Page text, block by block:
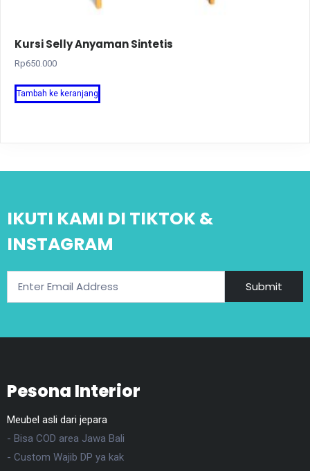
Kursi Selly Anyaman Sintetis
Rp650.000
Tambah ke keranjang
IKUTI KAMI DI TIKTOK &
INSTAGRAM
Submit
Pesona Interior
Meubel asli dari jepara
- Bisa COD area Jawa Bali
- Custom Wajib DP ya kak